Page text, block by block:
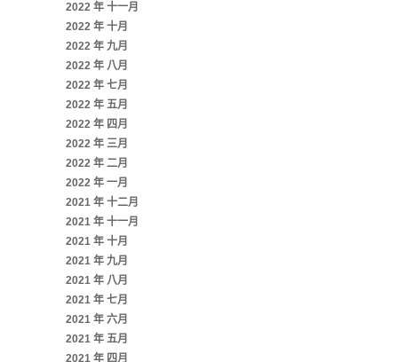
2022 年 十一月
2022 年 十月
2022 年 九月
2022 年 八月
2022 年 七月
2022 年 五月
2022 年 四月
2022 年 三月
2022 年 二月
2022 年 一月
2021 年 十二月
2021 年 十一月
2021 年 十月
2021 年 九月
2021 年 八月
2021 年 七月
2021 年 六月
2021 年 五月
2021 年 四月